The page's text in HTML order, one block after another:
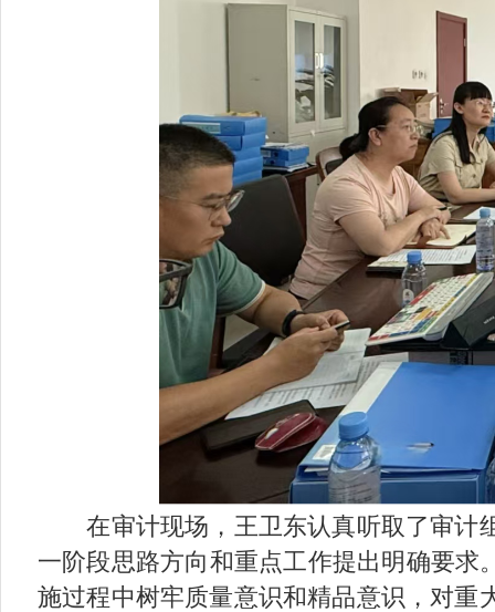
在审计现场，王卫东认真听取了审计
一阶段思路方向和重点工作提出明确要求
施过程中树牢质量意识和精品意识，对重